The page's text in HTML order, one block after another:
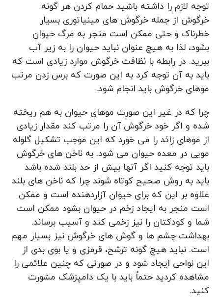
توجه لازم را داشته باشید حمام کردن هر گونه
خرگوش از جمله خرگوش ‌های مینیاتوری بسیار
خطرناک و حتی ممکن است منجر به مرگ حیوان
بشود، لذا به هیچ عنوان نباید حیوان را به زیر آب
ببرید. در رابطه با نظافت خرگوش موارد زیادی است که
باید به آن توجه کرد به این صورت که برس زدن مرتب
موهای خرگوش باید انجام شود.
چرا که در غیر این صورت موهای حیوان به هم ریخته
شده و اگر خود خرگوش آن را مرتب کند مقدار زیادی
از موهای زائد را می‌ خورد که این موجب تشکیل گلوله
مویی در معده حیوان می ‌شود. به ناخن ‌های خرگوش
باید توجه کنید اگر آنها بیش از حد بلند شده باشد
باید به روش صحیح کوتاه شوند چرا که ناخن‌ های بلند
علاوه بر این که برای حیوان آزاردهنده است و ممکن
است منجر به ایجاد زخم در حیوان بشود ممکن است
شما و کودکتان را نیز زخمی کند و آسیب برساند.
بهداشت چشم‌ ها و گوش‌ های خرگوش نیز بسیار مهم
است. نباید هیچ گونه ترشح، قرمزی و یا بوی بدی از
این نواحی ایجاد شود و در صورتی که چنین علائمی را
مشاهده کردید حتماً باید با یک دامپزشک مشورت
کنید.